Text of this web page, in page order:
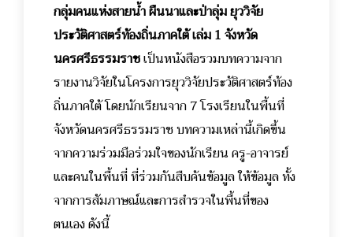
กลุ่มคนแห่งสายน้ำ ผืนนาและป่าลุ่มยุววิจัย
ประวัติศาสตร์ท้องถิ่นภาคใต้ เล่ม 1 จังหวัด
นครศรีธรรมราชเป็นหนังสือรวมบทความจาก
รายงานวิจัยในโครงการยุววิจัยประวัติศาสตร์ท้อง
ถิ่นภาคใต้ โดยนักเรียนจาก 7 โรงเรียนในพื้นที่
จังหวัดนครศรีธรรมราช บทความเหล่านี้เกิดขึ้น
จากความร่วมมือร่วมใจของนักเรียน ครู-อาจารย์
และคนในพื้นที่ ที่ร่วมกันสืบค้นข้อมูล ให้ข้อมูล ทั้ง
จากการสัมภาษณ์และการสำรวจในพื้นที่ของ
ตนเอง ดังนี้